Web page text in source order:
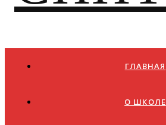
ГЛАВНАЯ
О ШКОЛЕ